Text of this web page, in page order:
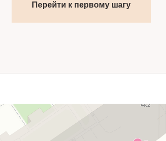
Перейти к первому шагу